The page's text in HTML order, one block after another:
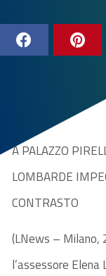
A PALAZZO
LOMBARDE
CONTRASTO
(LNews – Milano,
l’assessore Elena